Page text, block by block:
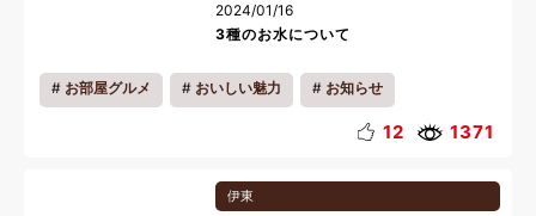
2024/01/16
3種のお水について
お部屋グルメ おいしい魅力 お知らせ
12 1371
伊東